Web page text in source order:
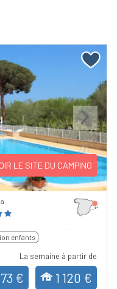
Next
LE SITE DU CAMPING
enfants
La semaine à partir de
€ 1 120 €